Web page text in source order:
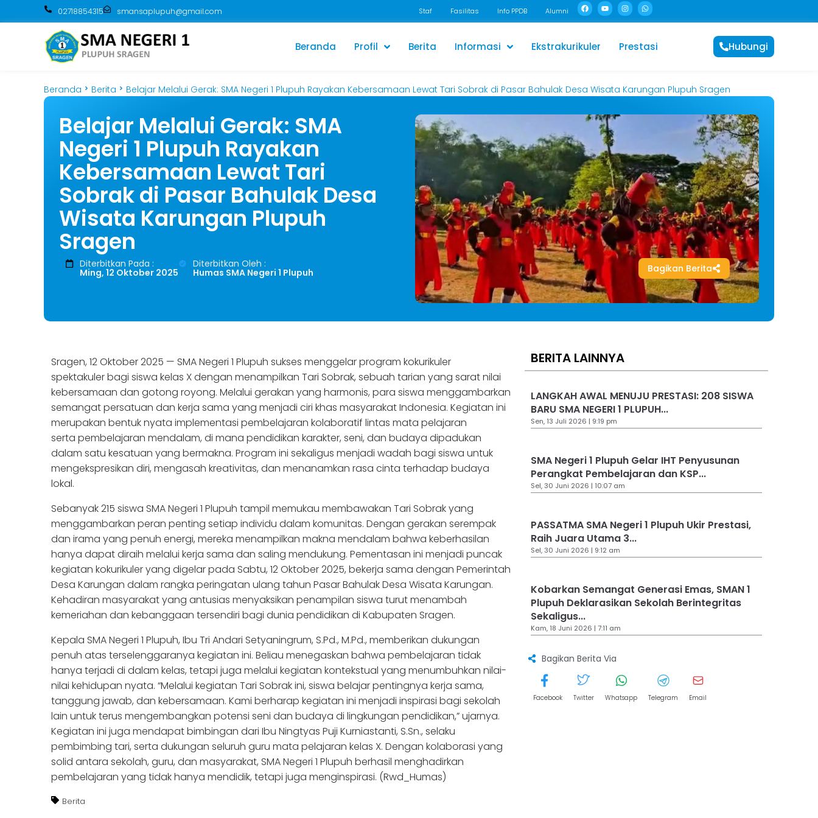
02718854315 smansaplupuh@gmail.com Staf Fasilitas Info PPDB Alumni
Beranda Profil Berita Informasi Ekstrakurikuler Prestasi Hubungi
Beranda Berita Belajar Melalui Gerak: SMA Negeri 1 Plupuh Rayakan Kebersamaan Lewat Tari Sobrak di Pasar Bahulak Desa Wisata Karungan Plupuh Sragen
Belajar Melalui Gerak: SMA
Negeri 1 Plupuh Rayakan
Kebersamaan Lewat Tari
Sobrak di Pasar Bahulak Desa
Wisata Karungan Plupuh
Sragen
Diterbitkan Pada :
Ming, 12 Oktober 2025
Diterbitkan Oleh :
Humas SMA Negeri 1 Plupuh Bagikan Berita
Sragen, 12 Oktober 2025 — SMA Negeri 1 Plupuh sukses menggelar program kokurikuler
spektakuler bagi siswa kelas X dengan menampilkan Tari Sobrak, sebuah tarian yang sarat nilai
kebersamaan dan gotong royong. Melalui gerakan yang harmonis, para siswa menggambarkan
semangat persatuan dan kerja sama yang menjadi ciri khas masyarakat Indonesia. Kegiatan ini
merupakan bentuk nyata implementasi pembelajaran kolaboratif lintas mata pelajaran
serta pembelajaran mendalam, di mana pendidikan karakter, seni, dan budaya dipadukan
dalam satu kesatuan yang bermakna. Program ini sekaligus menjadi wadah bagi siswa untuk
mengekspresikan diri, mengasah kreativitas, dan menanamkan rasa cinta terhadap budaya
lokal.
Sebanyak 215 siswa SMA Negeri 1 Plupuh tampil memukau membawakan Tari Sobrak yang
menggambarkan peran penting setiap individu dalam komunitas. Dengan gerakan serempak
dan irama yang penuh energi, mereka menampilkan makna mendalam bahwa keberhasilan
hanya dapat diraih melalui kerja sama dan saling mendukung. Pementasan ini menjadi puncak
kegiatan kokurikuler yang digelar pada Sabtu, 12 Oktober 2025, bekerja sama dengan Pemerintah
Desa Karungan dalam rangka peringatan ulang tahun Pasar Bahulak Desa Wisata Karungan.
Kehadiran masyarakat yang antusias menyaksikan penampilan siswa turut menambah
kemeriahan dan kebanggaan tersendiri bagi dunia pendidikan di Kabupaten Sragen.
Kepala SMA Negeri 1 Plupuh, Ibu Tri Andari Setyaningrum, S.Pd., M.Pd., memberikan dukungan
penuh atas terselenggaranya kegiatan ini. Beliau menegaskan bahwa pembelajaran tidak
hanya terjadi di dalam kelas, tetapi juga melalui kegiatan kontekstual yang menumbuhkan nilai-
nilai kehidupan nyata. “Melalui kegiatan Tari Sobrak ini, siswa belajar pentingnya kerja sama,
tanggung jawab, dan kebersamaan. Kami berharap kegiatan ini menjadi inspirasi bagi sekolah
lain untuk terus mengembangkan potensi seni dan budaya di lingkungan pendidikan,” ujarnya.
Kegiatan ini juga mendapat bimbingan dari Ibu Ningtyas Puji Kurniastanti, S.Sn., selaku
pembimbing tari, serta dukungan seluruh guru mata pelajaran kelas X. Dengan kolaborasi yang
solid antara sekolah, guru, dan masyarakat, SMA Negeri 1 Plupuh berhasil menghadirkan
pembelajaran yang tidak hanya mendidik, tetapi juga menginspirasi. (Rwd_Humas)
Berita
BERITA LAINNYA
LANGKAH AWAL MENUJU PRESTASI: 208 SISWA
BARU SMA NEGERI 1 PLUPUH...
Sen, 13 Juli 2026 | 9:19 pm
SMA Negeri 1 Plupuh Gelar IHT Penyusunan
Perangkat Pembelajaran dan KSP...
Sel, 30 Juni 2026 | 10:07 am
PASSATMA SMA Negeri 1 Plupuh Ukir Prestasi,
Raih Juara Utama 3...
Sel, 30 Juni 2026 | 9:12 am
Kobarkan Semangat Generasi Emas, SMAN 1
Plupuh Deklarasikan Sekolah Berintegritas
Sekaligus...
Kam, 18 Juni 2026 | 7:11 am
Bagikan Berita Via
Facebook Twitter Whatsapp Telegram Email